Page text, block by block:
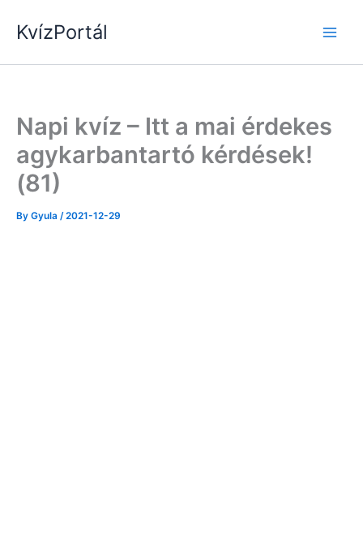
KvízPortál
Napi kvíz – Itt a mai érdekes
agykarbantartó kérdések!
(81)
By Gyula /2021-12-29